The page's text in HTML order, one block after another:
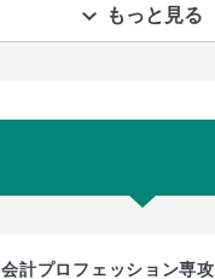
もっと見る
会計プロフェッション専攻